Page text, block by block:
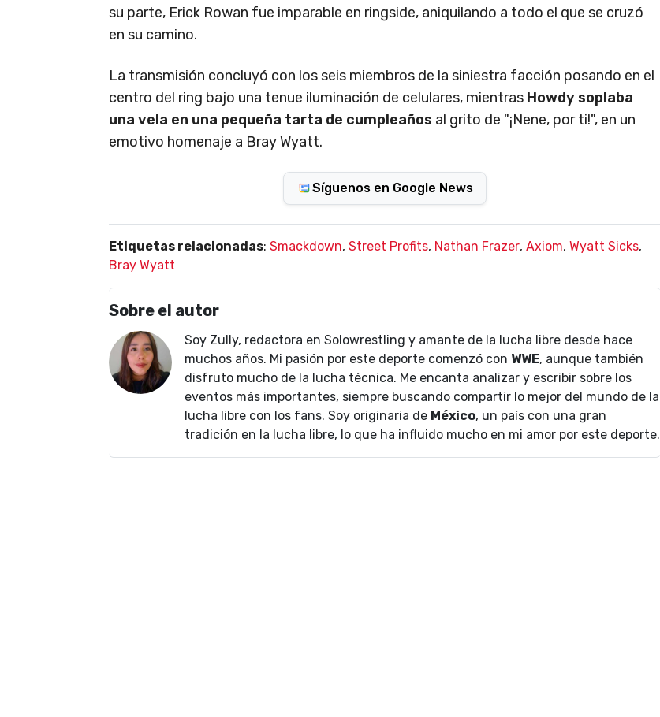
su parte, Erick Rowan fue imparable en ringside, aniquilando a todo el que se cruzó
en su camino.
La transmisión concluyó con los seis miembros de la siniestra facción posando en el
centro del ring bajo una tenue iluminación de celulares, mientras Howdy soplaba
una vela en una pequeña tarta de cumpleaños al grito de "¡Nene, por ti!", en un
emotivo homenaje a Bray Wyatt.
Síguenos en Google News
Etiquetas relacionadas: Smackdown, Street Profits, Nathan Frazer, Axiom, Wyatt Sicks,
Bray Wyatt
Sobre el autor
Soy Zully, redactora en Solowrestling y amante de la lucha libre desde hace
muchos años. Mi pasión por este deporte comenzó con WWE, aunque también
disfruto mucho de la lucha técnica. Me encanta analizar y escribir sobre los
eventos más importantes, siempre buscando compartir lo mejor del mundo de la
lucha libre con los fans. Soy originaria de México, un país con una gran
tradición en la lucha libre, lo que ha influido mucho en mi amor por este deporte.